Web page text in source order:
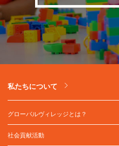
私たちについて
グローバルヴィレッジとは？
社会貢献活動